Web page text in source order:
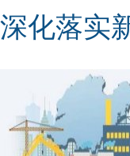
深化落实